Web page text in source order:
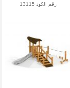
رقم الكود 13115